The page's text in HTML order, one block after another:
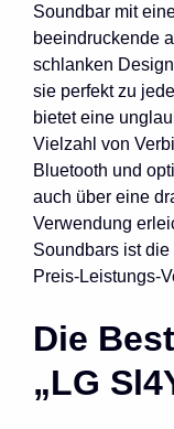
Soundbar mit
beeindruckende
schlanken
sie perfekt zu
bietet eine
Vielzahl von
Bluetooth und
auch über eine
Verwendung
Soundbars ist
Preis-Leistungs-
Die
„LG